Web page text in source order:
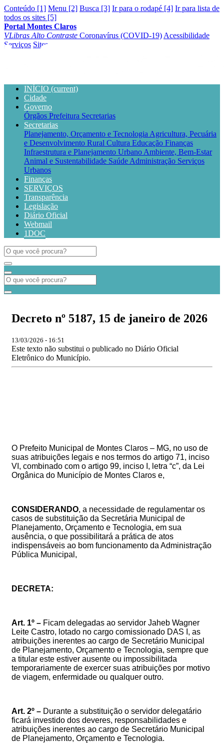
Conteúdo [1] Menu [2] Busca [3] Ir para o rodapé [4] Ir para lista de
todos os sites [5]
Portal Montes Claros
VLibras Alto Contraste Coronavírus (COVID-19) Acessibilidade
Serviços Sites
INÍCIO (current)
Cidade
Governo
Órgãos Prefeitura Secretarias
Secretarias
Planejamento, Orçamento e Tecnologia Agricultura, Pecuária
e Desenvolvimento Rural Cultura Educação Finanças
Infraestrutura e Planejamento Urbano Ambiente, Bem-Estar
Animal e Sustentabilidade Saúde Administração Serviços
Urbanos
Finanças
SERVIÇOS
Transparência
Legislação
Diário Oficial
Webmail
1DOC
Decreto nº 5187, 15 de janeiro de 2026
13/03/2026 - 16:51
Este texto não substitui o publicado no Diário Oficial
Eletrônico do Município.
O Prefeito Municipal de Montes Claros – MG, no uso de
suas atribuições legais e nos termos do artigo 71, inciso
VI, combinado com o artigo 99, inciso I, letra “c”, da Lei
Orgânica do Município de Montes Claros e,
CONSIDERANDO, a necessidade de regulamentar os
casos de substituição da Secretária Municipal de
Planejamento, Orçamento e Tecnologia, em sua
ausência, o que possibilitará a prática de atos
indispensáveis ao bom funcionamento da Administração
Pública Municipal,
DECRETA:
Art. 1º – Ficam delegadas ao servidor Jaheb Wagner
Leite Castro, lotado no cargo comissionado DAS I, as
atribuições inerentes ao cargo de Secretário Municipal
de Planejamento, Orçamento e Tecnologia, sempre que
a titular este estiver ausente ou impossibilitada
temporariamente de exercer suas atribuições por motivo
de viagem, enfermidade ou qualquer outro.
Art. 2º – Durante a substituição o servidor delegatário
ficará investido dos deveres, responsabilidades e
atribuições inerentes ao cargo de Secretário Municipal
de Planejamento, Orçamento e Tecnologia.